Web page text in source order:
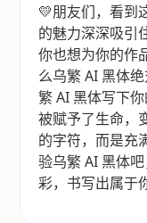
💛朋友们，看到
的魅力深深吸引
你也想为你的作
么乌繁 AI 黑体
繁 AI 黑体写下
被赋予了生命，
的字符，而是充
验乌繁 AI 黑体
彩，书写出属于